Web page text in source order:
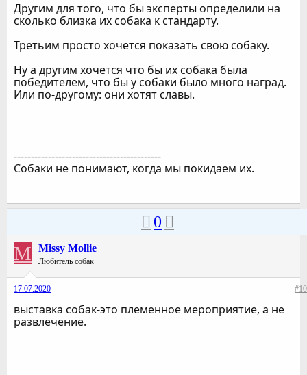
Другим для того, что бы эксперты определили на
сколько близка их собака к стандарту.
Третьим просто хочется показать свою собаку.
Ну а другим хочется что бы их собака была
победителем, что бы у собаки было много наград.
Или по-другому: они хотят славы.
-------------------------------------------
Собаки не понимают, когда мы покидаем их.
0
M Missy Mollie
Любитель собак
17.07.2020 #10
выставка собак-это племенное мероприятие, а не
развлечение.